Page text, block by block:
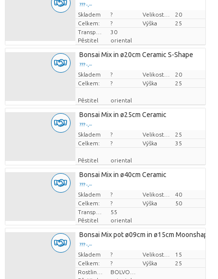
??? -,--
Cena za kus
Skladem ?
20
Celkem:
? Výška
25
30
Pěstitel
oriental
Bonsai Mix in ø20cm Ceramic S-Shape
??? -,--
Cena za kus
Skladem ?
20
Celkem:
? Výška 25
Pěstitel oriental
Bonsai Mix in ø25cm Ceramic
??? -,--
Cena za kus
Skladem ?
25
Celkem:
? Výška 35
Pěstitel oriental
Bonsai Mix in ø40cm Ceramic
??? -,--
Cena za kus
Skladem ?
40
Celkem:
? Výška
50
55
Pěstitel
oriental
Bonsai Mix pot ø09cm in ø15cm Moonshape
??? -,--
Cena za kus
Skladem ?
15
Celkem:
? Výška
25